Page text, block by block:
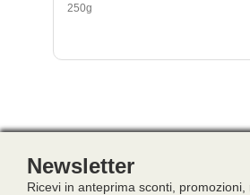
250g
Newsletter
Ricevi in anteprima sconti,